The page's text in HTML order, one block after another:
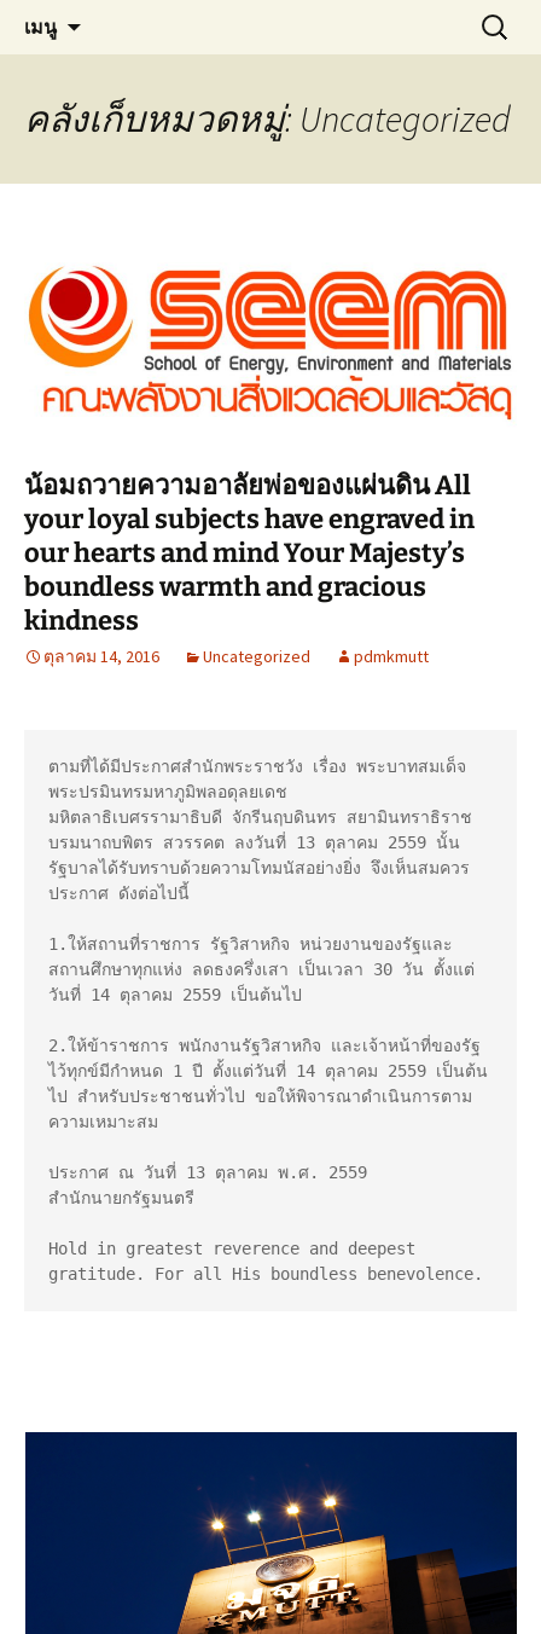
MT KMUTT
Materials Technology, KMUTT
เมนู
ค้นหา
สำหรับ:
คลังเก็บหมวดหมู่: Uncategorized
น้อมถวายความอาลัยพ่อของแผ่นดิน All
your loyal subjects have engraved in
our hearts and mind Your Majesty’s
boundless warmth and gracious
kindness
ตุลาคม 14, 2016 Uncategorized pdmkmutt
ตามที่ได้มีประกาศสํานักพระราชวัง เรื่อง พระบาทสมเด็จ
พระปรมินทรมหาภูมิพลอดุลยเดช
มหิตลาธิเบศรรามาธิบดี จักรีนฤบดินทร สยามินทราธิราช
บรมนาถบพิตร สวรรคต ลงวันที่ 13 ตุลาคม 2559 นั้น
รัฐบาลได้รับทราบด้วยความโทมนัสอย่างยิ่ง จึงเห็นสมควร
ประกาศ ดังต่อไปนี้
1.ให้สถานที่ราชการ รัฐวิสาหกิจ หน่วยงานของรัฐและ
สถานศึกษาทุกแห่ง ลดธงครึ่งเสา เป็นเวลา 30 วัน ตั้งแต่
วันที่ 14 ตุลาคม 2559 เป็นต้นไป
2.ให้ข้าราชการ พนักงานรัฐวิสาหกิจ และเจ้าหน้าที่ของรัฐ
ไว้ทุกข์มีกําหนด 1 ปี ตั้งแต่วันที่ 14 ตุลาคม 2559 เป็นต้น
ไป สําหรับประชาชนทั่วไป ขอให้พิจารณาดําเนินการตาม
ความเหมาะสม
ประกาศ ณ วันที่ 13 ตุลาคม พ.ศ. 2559
สํานักนายกรัฐมนตรี
Hold in greatest reverence and deepest
gratitude. For all His boundless benevolence.